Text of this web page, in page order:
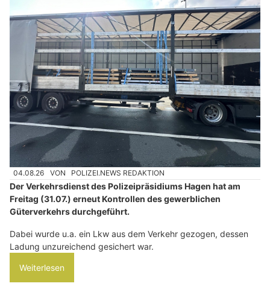
04.08.26 VON POLIZEI.NEWS REDAKTION
Der Verkehrsdienst des Polizeipräsidiums Hagen hat am
Freitag (31.07.) erneut Kontrollen des gewerblichen
Güterverkehrs durchgeführt.
Dabei wurde u.a. ein Lkw aus dem Verkehr gezogen, dessen
Ladung unzureichend gesichert war.
Weiterlesen